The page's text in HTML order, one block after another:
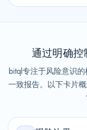
通过明确控
bitql专注于风险意识
一致报告。以下卡片